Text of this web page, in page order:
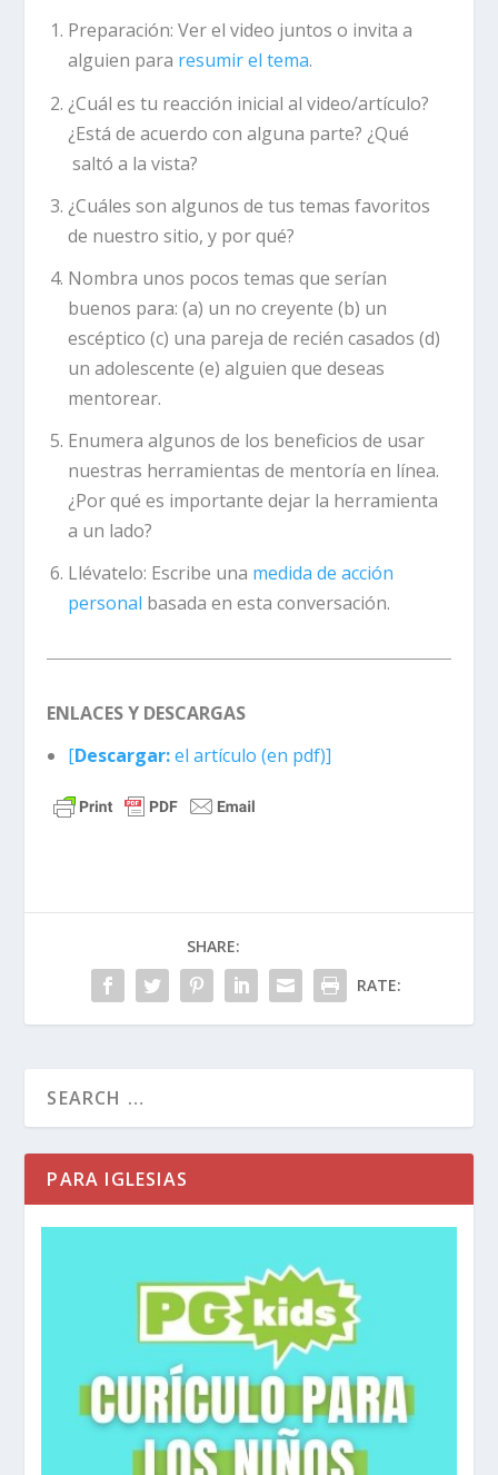
Preparación: Ver el video juntos o invita a
alguien para resumir el tema.
¿Cuál es tu reacción inicial al video/artículo?
¿Está de acuerdo con alguna parte? ¿Qué
saltó a la vista?
¿Cuáles son algunos de tus temas favoritos
de nuestro sitio, y por qué?
Nombra unos pocos temas que serían
buenos para: (a) un no creyente (b) un
escéptico (c) una pareja de recién casados (d)
un adolescente (e) alguien que deseas
mentorear.
Enumera algunos de los beneficios de usar
nuestras herramientas de mentoría en línea.
¿Por qué es importante dejar la herramienta
a un lado?
Llévatelo: Escribe una medida de acción
personal basada en esta conversación.
ENLACES Y DESCARGAS
[Descargar:el artículo (en pdf)]
SHARE:
RATE:
PARA IGLESIAS